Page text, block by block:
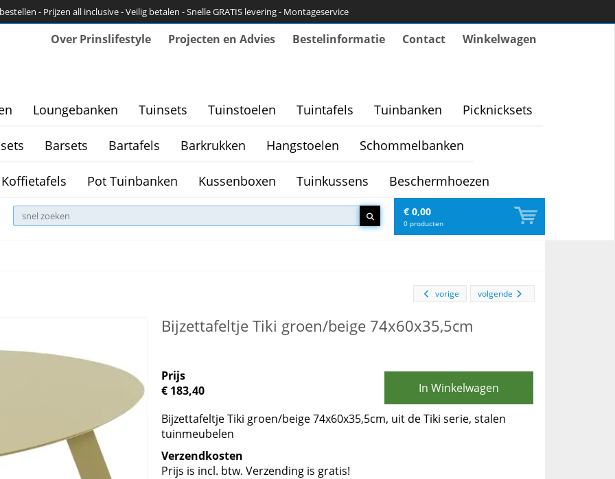
- Prijzen all inclusive - Veilig betalen - Snelle GRATIS levering - Montageservice
Over Prinslifestyle Projecten en Advies Bestelinformatie Contact Winkelwagen
Loungebanken Tuinsets Tuinstoelen Tuintafels Tuinbanken Picknicksets
Barsets Bartafels Barkrukken Hangstoelen Schommelbanken
Koffietafels Pot Tuinbanken Kussenboxen Tuinkussens Beschermhoezen
€ 0,00
0 producten
volgende
vorige
Bijzettafeltje Tiki groen/beige 74x60x35,5cm
Prijs
€ 183,40
In Winkelwagen
Bijzettafeltje Tiki groen/beige 74x60x35,5cm, uit de Tiki serie, stalen
tuinmeubelen
Verzendkosten
Prijs is incl. btw. Verzending is gratis!